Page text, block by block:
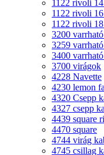
1122 rivoli
1122 rivoli
1122 rivoli
3200
3259
3400
3700 virágok
4228 Navette
4230 lemon
4320 Csepp
4327 csepp
4439 square
4470 square
4744 virág
4745 csillag